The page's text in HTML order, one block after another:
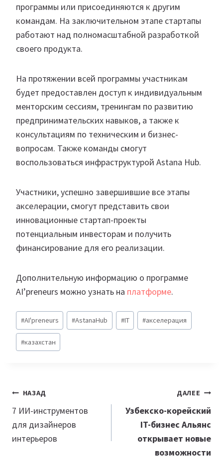
программы или присоединяются к другим
командам. На заключительном этапе стартапы
работают над полномасштабной разработкой
своего продукта.
На протяжении всей программы участникам
будет предоставлен доступ к индивидуальным
менторским сессиям, тренингам по развитию
предпринимательских навыков, а также к
консультациям по техническим и бизнес-
вопросам. Также команды смогут
воспользоваться инфраструктурой Astana Hub.
Участники, успешно завершившие все этапы
акселерации, смогут представить свои
инновационные стартап-проекты
потенциальным инвесторам и получить
финансирование для его реализации.
Дополнительную информацию о программе
AI’preneurs можно узнать на платформе.
Метки
записи:
#AI'preneurs #AstanaHub #IT #акселерация
#казахстан
Навигация
по
записям
НАЗАД
7 ИИ-инструментов
для дизайнеров
интерьеров
ДАЛЕЕ
Узбекско-корейский
IT-бизнес Альянс
открывает новые
возможности